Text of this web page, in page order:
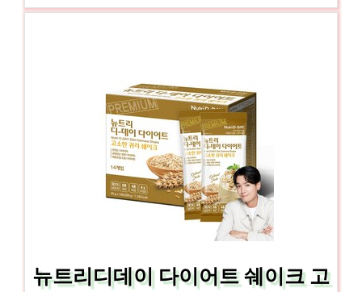
뉴트리디데이 다이어트 쉐이크 고